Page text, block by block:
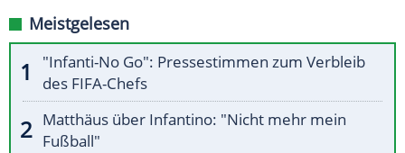
Meistgelesen
"Infanti-No Go": Pressestimmen zum Verbleib
des FIFA-Chefs
Matthäus über Infantino: "Nicht mehr mein
Fußball"